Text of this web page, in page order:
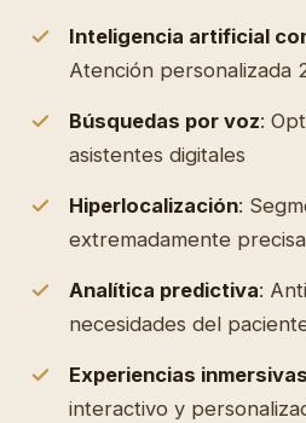
Inteligencia artificial
Atención personalizada
Búsquedas por voz:
asistentes digitales
Hiperlocalización:
extremadamente precisa
Analítica predictiva:
necesidades del
Experiencias inmersivas
interactivo y